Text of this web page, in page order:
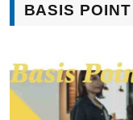
BASIS